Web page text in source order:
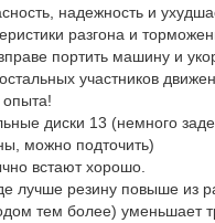
надежность и
разгона и
портить машину и
участников
опыта!
диски 13 (немного
можно подточить)
встают хорошо.
лучше резину повыше из
тем более) уменьшает